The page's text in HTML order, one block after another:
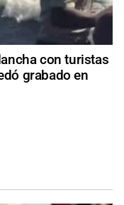
con turistas
grabado en